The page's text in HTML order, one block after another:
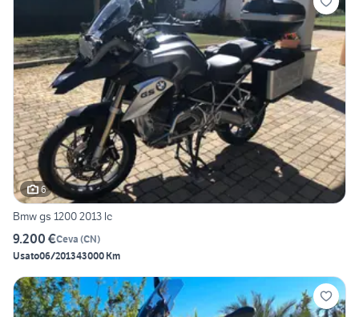
6
Bmw gs 1200 2013 lc
9.200 €Ceva (CN)
Usato06/201343000 Km